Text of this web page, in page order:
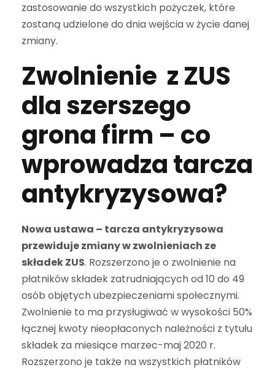
zastosowanie do wszystkich pożyczek, które
zostaną udzielone do dnia wejścia w życie danej
zmiany.
Zwolnienie z ZUS
dla szerszego
grona firm – co
wprowadza tarcza
antykryzysowa?
Nowa ustawa – tarcza antykryzysowa
przewiduje zmiany w zwolnieniach ze
składek ZUS. Rozszerzono je o zwolnienie na
płatników składek zatrudniających od 10 do 49
osób objętych ubezpieczeniami społecznymi.
Zwolnienie to ma przysługiwać w wysokości 50%
łącznej kwoty nieopłaconych należności z tytułu
składek za miesiące marzec-maj 2020 r.
Rozszerzono je także na wszystkich płatników